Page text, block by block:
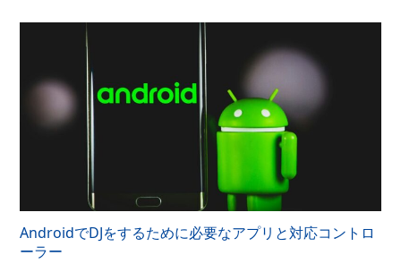
AndroidでDJをするために必要なアプリと対応コントロ
ーラー